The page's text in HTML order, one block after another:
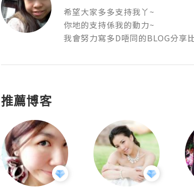
希望大家多多支持我丫~
你地的支持係我的動力~
我會努力寫多D唔同的BLOG分享
推薦博客